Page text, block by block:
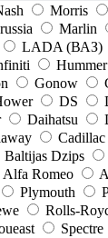
Morris
Marlin
LADA (ВАЗ)
Hummer
Gonow
DS
Daihatsu
Cadillac
Baltijas Dzips
Alfa Romeo
Plymouth
Rolls-
Spectre